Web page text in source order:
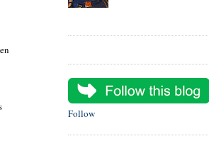
Follow